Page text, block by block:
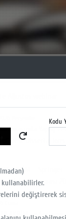
Kodu
kullanabilirler.
değiştirerek
Perşembe
Yapay
Dissertations &
– Springer
Erişim Anlaşması
📣
ULAKBİM ve Springer